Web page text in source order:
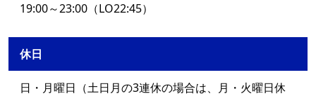
19:00～23:00（LO22:45）
休日
日・月曜日（土日月の3連休の場合は、月・火曜日休